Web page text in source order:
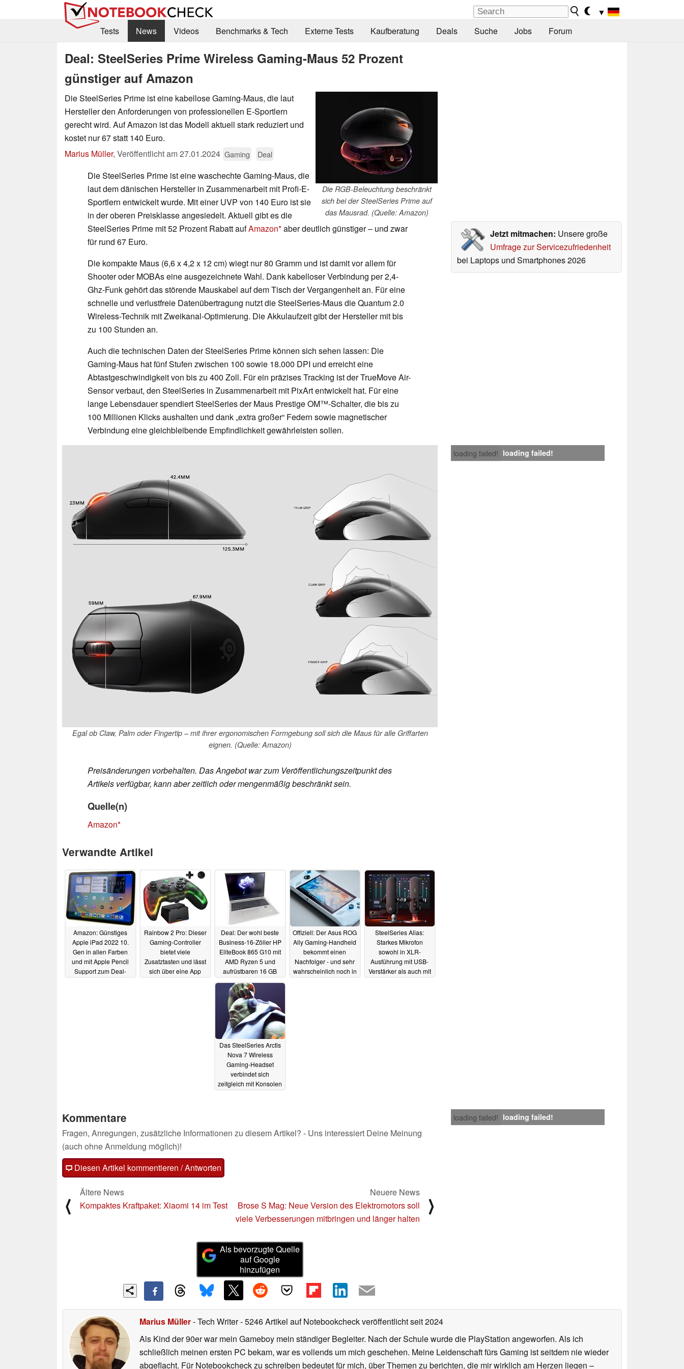
▼
Tests
News Videos Benchmarks & Tech Externe Tests Kaufberatung Deals Suche Jobs Forum
Deal: SteelSeries Prime Wireless Gaming-Maus 52 Prozent
günstiger auf Amazon
Die RGB-Beleuchtung beschränkt
sich bei der SteelSeries Prime auf
das Mausrad. (Quelle: Amazon)
Die SteelSeries Prime ist eine kabellose Gaming-Maus, die laut
Hersteller den Anforderungen von professionellen E-Sportlern
gerecht wird. Auf Amazon ist das Modell aktuell stark reduziert und
kostet nur 67 statt 140 Euro.
Marius Müller, Veröffentlicht am27.01.2024 Gaming Deal
Jetzt mitmachen: Unsere große
Umfrage zur Servicezufriedenheit
bei Laptops und Smartphones 2026
Die SteelSeries Prime ist eine waschechte Gaming-Maus, die
laut dem dänischen Hersteller in Zusammenarbeit mit Profi-E-
Sportlern entwickelt wurde. Mit einer UVP von 140 Euro ist sie
in der oberen Preisklasse angesiedelt. Aktuell gibt es die
SteelSeries Prime mit 52 Prozent Rabatt aufAmazon aber deutlich günstiger – und zwar
für rund 67 Euro.
Die kompakte Maus (6,6 x 4,2 x 12 cm) wiegt nur 80 Gramm und ist damit vor allem für
Shooter oder MOBAs eine ausgezeichnete Wahl. Dank kabelloser Verbindung per 2,4-
Ghz-Funk gehört das störende Mauskabel auf dem Tisch der Vergangenheit an. Für eine
schnelle und verlustfreie Datenübertragung nutzt die SteelSeries-Maus die Quantum 2.0
Wireless-Technik mit Zweikanal-Optimierung. Die Akkulaufzeit gibt der Hersteller mit bis
zu 100 Stunden an.
Auch die technischen Daten der SteelSeries Prime können sich sehen lassen: Die
Gaming-Maus hat fünf Stufen zwischen 100 sowie 18.000 DPI und erreicht eine
Abtastgeschwindigkeit von bis zu 400 Zoll. Für ein präzises Tracking ist der TrueMove Air-
Sensor verbaut, den SteelSeries in Zusammenarbeit mit PixArt entwickelt hat. Für eine
lange Lebensdauer spendiert SteelSeries der Maus Prestige OM™-Schalter, die bis zu
100 Millionen Klicks aushalten und dank „extra großer“ Federn sowie magnetischer
Verbindung eine gleichbleibende Empfindlichkeit gewährleisten sollen.
loading failed! loading failed!
Egal ob Claw, Palm oder Fingertip – mit ihrer ergonomischen Formgebung soll sich die Maus für alle Griffarten
eignen. (Quelle: Amazon)
Preisänderungen vorbehalten. Das Angebot war zum Veröffentlichungszeitpunkt des
Artikels verfügbar, kann aber zeitlich oder mengenmäßig beschränkt sein.
Quelle(n)
Amazon
Verwandte Artikel
Amazon: Günstiges
Apple iPad 2022 10.
Gen in allen Farben
und mit Apple Pencil
Support zum Deal-
Rainbow 2 Pro: Dieser
Gaming-Controller
bietet viele
Zusatztasten und lässt
sich über eine App
Deal: Der wohl beste
Business-16-Zöller HP
EliteBook 865 G10 mit
AMD Ryzen 5 und
aufrüstbaren 16 GB
27.01.2024
Offiziell: Der Asus ROG
Ally Gaming-Handheld
bekommt einen
Nachfolger - und sehr
wahrscheinlich noch in
SteelSeries Alias:
Starkes Mikrofon
sowohl in XLR-
Ausführung mit USB-
Verstärker als auch mit
Das SteelSeries Arctis
Nova 7 Wireless
Gaming-Headset
verbindet sich
zeitgleich mit Konsolen
loading failed! loading failed!
Kommentare
Fragen, Anregungen, zusätzliche Informationen zu diesem Artikel? - Uns interessiert Deine Meinung
(auch ohne Anmeldung möglich)!
Diesen Artikel kommentieren / Antworten
⟨
Ältere News
Kompaktes Kraftpaket: Xiaomi 14 im Test
Neuere News
Brose S Mag: Neue Version des Elektromotors soll
viele Verbesserungen mitbringen und länger halten
⟩
Als bevorzugte Quelle
auf Google
hinzufügen
Marius Müller- Tech Writer- 5246 Artikel auf Notebookcheck veröffentlichtseit 2024
Als Kind der 90er war mein Gameboy mein ständiger Begleiter. Nach der Schule wurde die PlayStation angeworfen. Als ich
schließlich meinen ersten PC bekam, war es vollends um mich geschehen. Meine Leidenschaft fürs Gaming ist seitdem nie wieder
abgeflacht. Für Notebookcheck zu schreiben bedeutet für mich, über Themen zu berichten, die mir wirklich am Herzen liegen –